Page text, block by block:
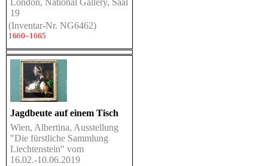
19
(Inventar-Nr. NG6462)
1660–1665
Jagdbeute auf einem Tisch
Wien, Albertina, Ausstellung
"Die fürstliche Sammlung
Liechtenstein" vom
16.02.-10.06.2019